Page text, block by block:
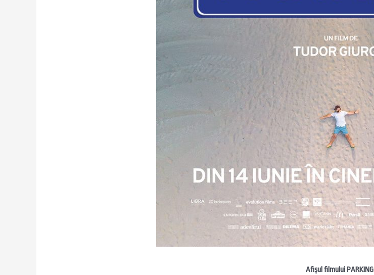
Afișul filmului PARKING